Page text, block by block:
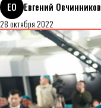
ЕО
Евгений Овчинников
28 октября 2022